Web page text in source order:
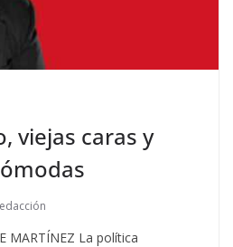
viejas caras y
MARTÍNEZ La política